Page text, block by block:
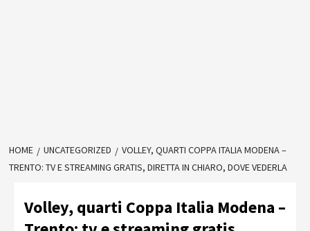
HOME UNCATEGORIZED
VOLLEY, QUARTI COPPA ITALIA MODENA –
TRENTO: TV E STREAMING GRATIS, DIRETTA IN CHIARO, DOVE VEDERLA
Volley, quarti Coppa Italia Modena –